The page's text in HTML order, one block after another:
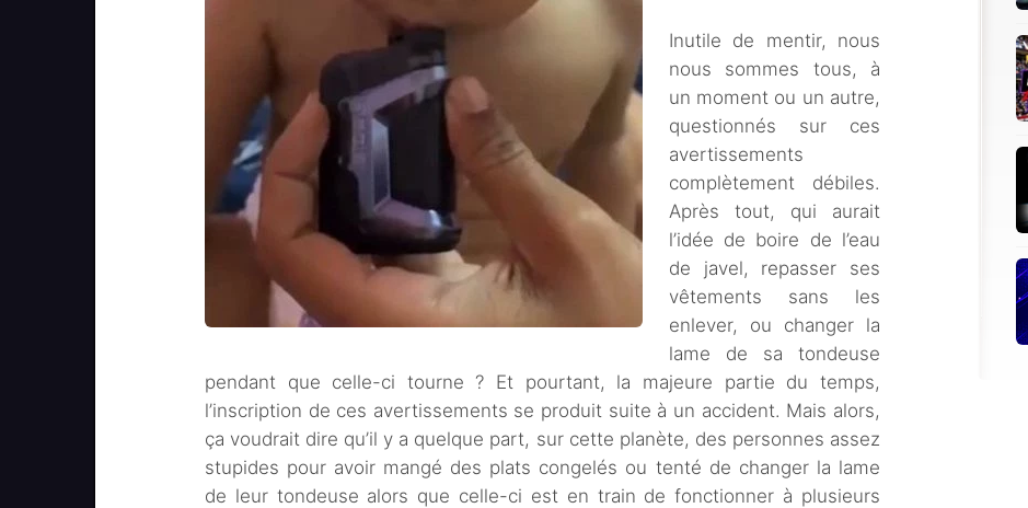
Inutile de mentir, nous
nous sommes tous, à
un moment ou un autre,
questionnés sur ces
avertissements
complètement débiles.
Après tout, qui aurait
l’idée de boire de l’eau
de javel, repasser ses
vêtements sans les
enlever, ou changer la
lame de sa tondeuse
pendant que celle-ci tourne ? Et pourtant, la majeure partie du temps,
l’inscription de ces avertissements se produit suite à un accident. Mais alors,
ça voudrait dire qu’il y a quelque part, sur cette planète, des personnes assez
stupides pour avoir mangé des plats congelés ou tenté de changer la lame
de leur tondeuse alors que celle-ci est en train de fonctionner à plusieurs